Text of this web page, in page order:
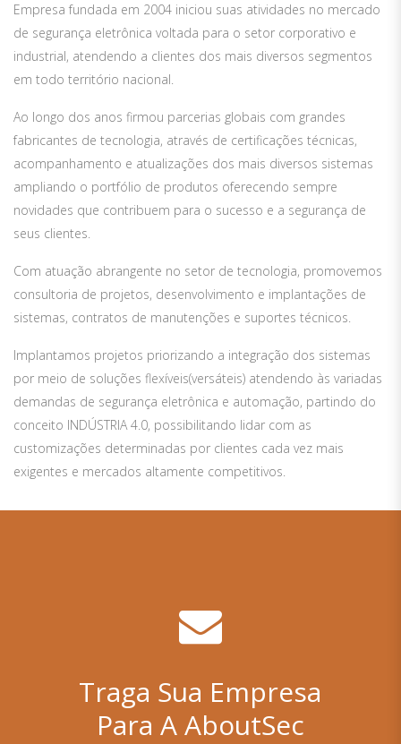
Empresa fundada em 2004 iniciou suas atividades no mercado
de segurança eletrônica voltada para o setor corporativo e
industrial, atendendo a clientes dos mais diversos segmentos
em todo território nacional.
Ao longo dos anos firmou parcerias globais com grandes
fabricantes de tecnologia, através de certificações técnicas,
acompanhamento e atualizações dos mais diversos sistemas
ampliando o portfólio de produtos oferecendo sempre
novidades que contribuem para o sucesso e a segurança de
seus clientes.
Com atuação abrangente no setor de tecnologia, promovemos
consultoria de projetos, desenvolvimento e implantações de
sistemas, contratos de manutenções e suportes técnicos.
Implantamos projetos priorizando a integração dos sistemas
por meio de soluções flexíveis(versáteis) atendendo às variadas
demandas de segurança eletrônica e automação, partindo do
conceito INDÚSTRIA 4.0, possibilitando lidar com as
customizações determinadas por clientes cada vez mais
exigentes e mercados altamente competitivos.
Traga Sua Empresa
Para A AboutSec